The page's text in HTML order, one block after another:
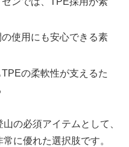
使用にも安心できる素
の柔軟性が支えるた
の必須アイテムとして、
に優れた選択肢です。